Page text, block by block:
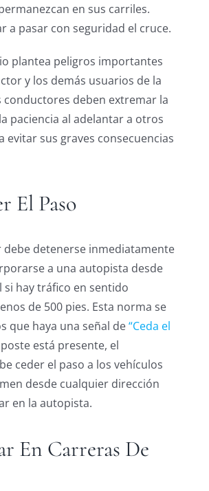
en sus carriles.
a pasar con seguridad el cruce.
plantea peligros importantes
y los demás usuarios de la
conductores deben extremar la
paciencia al adelantar a otros
evitar sus graves consecuencias
El Paso
detenerse inmediatamente
a una autopista desde
si hay tráfico en sentido
de 500 pies. Esta norma se
que haya una señal de“Ceda el
poste está presente, el
ceder el paso a los vehículos
desde cualquier dirección
en la autopista.
En Carreras De